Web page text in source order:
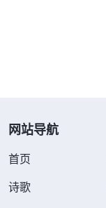
网站导航
首页
诗歌